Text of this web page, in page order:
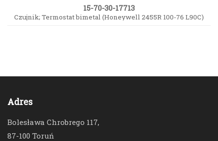
15-70-30-17713
Czujnik; Termostat bimetal (Honeywell 2455R 100-76 L90C)
Adres
Bolesława Chrobrego 117,
87-100 Toruń